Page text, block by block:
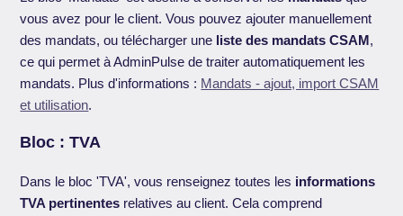
vous avez pour le client. Vous pouvez ajouter manuellement
des mandats, ou télécharger une liste des mandats CSAM ,
ce qui permet à AdminPulse de traiter automatiquement les
mandats. Plus d'informations : Mandats - ajout, import CSAM
et utilisation.
Bloc : TVA
Dans le bloc 'TVA', vous renseignez toutes les informations
TVA pertinentes relatives au client. Cela comprend